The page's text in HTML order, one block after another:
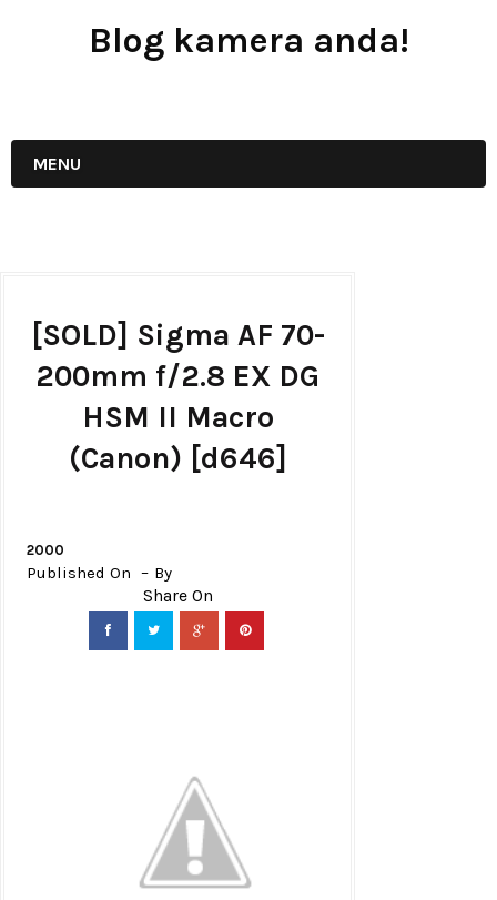
Blog kamera anda!
MENU
[SOLD] Sigma AF 70-
200mm f/2.8 EX DG
HSM II Macro
(Canon) [d646]
2000
Published On By